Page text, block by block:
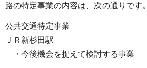
路の特定事業の内容は、次の通りです。
公共交通特定事業
ＪＲ新杉田駅
・今後機会を捉えて検討する事業